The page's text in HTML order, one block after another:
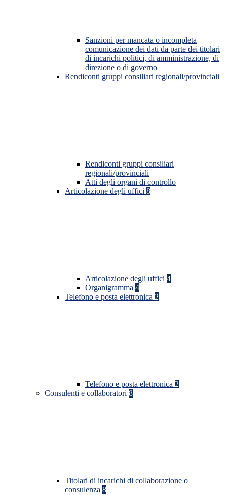
Sanzioni per mancata o incompleta
comunicazione dei dati da parte dei titolari
di incarichi politici, di amministrazione, di
direzione o di governo
Rendiconti gruppi consiliari regionali/provinciali
Rendiconti gruppi consiliari
regionali/provinciali
Atti degli organi di controllo
Articolazione degli uffici 8
Articolazione degli uffici 4
Organigramma 4
Telefono e posta elettronica 2
Telefono e posta elettronica 2
Consulenti e collaboratori 8
Titolari di incarichi di collaborazione o
consulenza 8